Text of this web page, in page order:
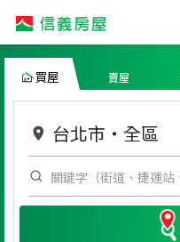
買屋 賣屋
台北市 ・ 全區